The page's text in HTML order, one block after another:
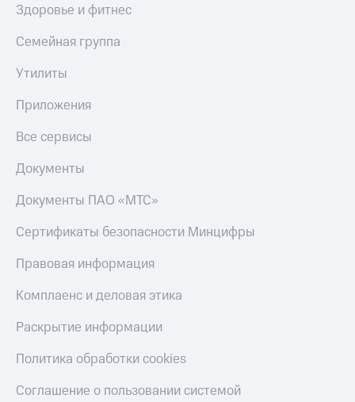
Здоровье и фитнес
Семейная группа
Утилиты
Приложения
Все сервисы
Документы
Документы ПАО «МТС»
Сертификаты безопасности Минцифры
Правовая информация
Комплаенс и деловая этика
Раскрытие информации
Политика обработки cookies
Соглашение о пользовании системой